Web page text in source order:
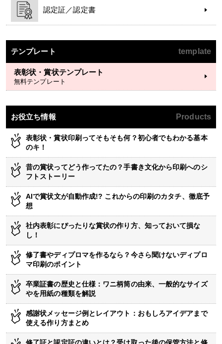
認定証／認定書
テンプレート template
表彰状・賞状テンプレート
無料テンプレート
お役立ち情報 Products
表彰状・賞状印刷ってそもそも何？初心者でもわかる基本
のキ！
昔の賞状ってどう作ってたの？手書き文化から印刷へのシ
フトストーリー
AIで賞状文が自動作成!? これからの印刷のカタチ、徹底予
想
社内表彰にぴったりな賞状の作り方、知っておいて損な
し！
修了書やディプロマを作るなら？今さら聞けないディプロ
マ印刷のポイント
卒業証書の歴史と仕様：ワニ柄筒の由来、一般的なサイズ
やを用紙の種類を解説
感謝状メッセージ例とレイアウト：おもしろアイデアまで
使える作り方まとめ
修了証と認定証の違いとは？受け取った後の保管方法と修